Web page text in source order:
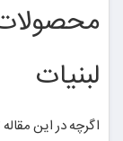
لبنیات
اگرچه در این